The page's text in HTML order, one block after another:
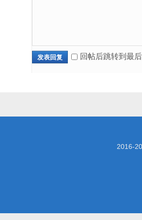
发表回复 回帖后跳转到最
2016-